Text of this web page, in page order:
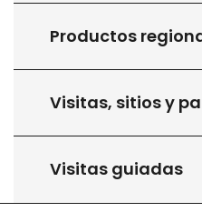
Productos
Visitas, sitios y
Visitas guiadas